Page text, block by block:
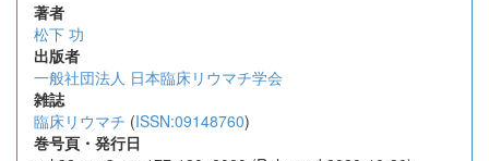
著者
松下 功
出版者
一般社団法人 日本臨床リウマチ学会
雑誌
臨床リウマチ (ISSN:09148760)
巻号頁・発行日